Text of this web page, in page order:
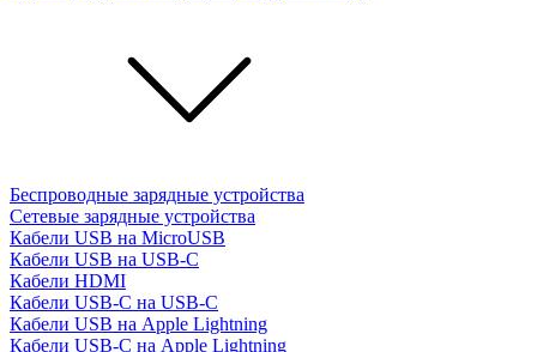
Беспроводные зарядные устройства
Сетевые зарядные устройства
Кабели USB на MicroUSB
Кабели USB на USB-C
Кабели HDMI
Кабели USB-C на USB-C
Кабели USB на Apple Lightning
Кабели USB-C на Apple Lightning